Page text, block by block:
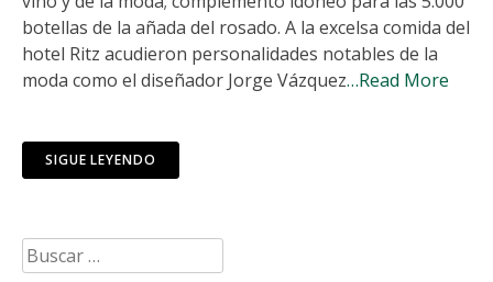
botellas de la añada del rosado. A la excelsa comida del
hotel Ritz acudieron personalidades notables de la
moda como el diseñador Jorge Vázquez…Read More
SIGUE LEYENDO
Buscar: